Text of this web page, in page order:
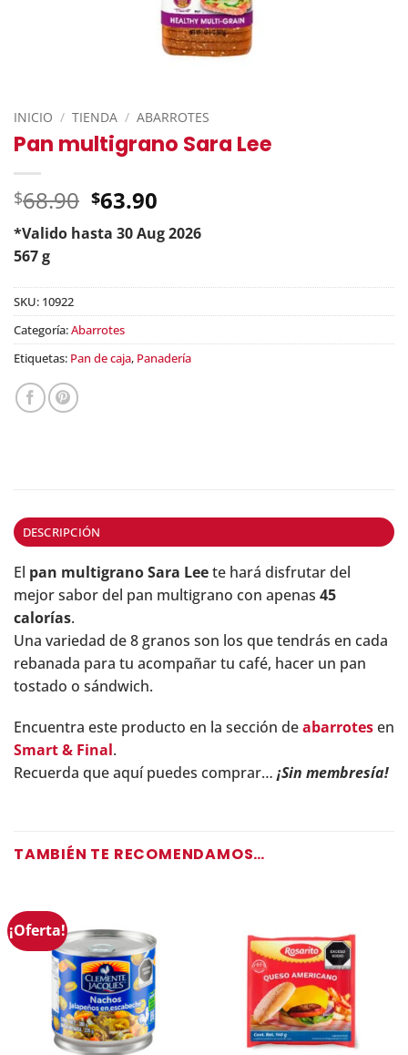
INICIO / TIENDA / ABARROTES
Pan multigrano Sara Lee
$68.90 Original
price
was:
$63.90
*Valido hasta 30 Aug 2026
Current
is:
$63.90.
567 g
SKU: 10922
Categoría:Abarrotes
Etiquetas: Pan de caja, Panadería
DESCRIPCIÓN
El pan multigrano Sara Leete hará disfrutar del
mejor sabor del pan multigrano con apenas 45
calorías.
Una variedad de 8 granos son los que tendrás en cada
rebanada para tu acompañar tu café, hacer un pan
tostado o sándwich.
Encuentra este producto en la sección deabarrotesen
Smart & Final.
Recuerda que aquí puedes comprar… ¡Sin membresía!
TAMBIÉN TE RECOMENDAMOS…
¡Oferta!